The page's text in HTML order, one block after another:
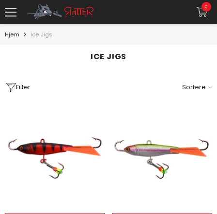
GÅ TIL INDHOLD 00
Hjem Ice Jigs
ICE JIGS
Filter Sortere